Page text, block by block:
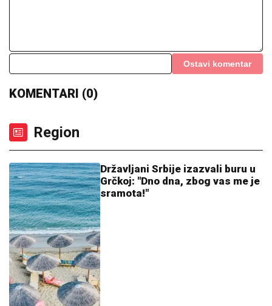
Ostavi komentar
KOMENTARI (0)
Region
Državljani Srbije izazvali buru u
Grčkoj: "Dno dna, zbog vas me je
sramota!"